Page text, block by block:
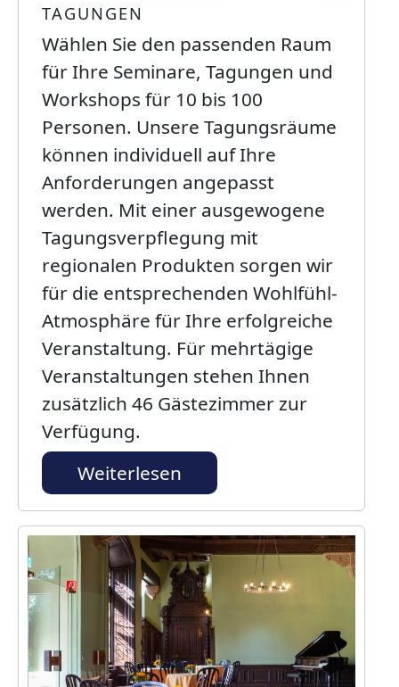
TAGUNGEN
Wählen Sie den passenden Raum
für Ihre Seminare, Tagungen und
Workshops für 10 bis 100
Personen. Unsere Tagungsräume
können individuell auf Ihre
Anforderungen angepasst
werden. Mit einer ausgewogene
Tagungsverpflegung mit
regionalen Produkten sorgen wir
für die entsprechenden Wohlfühl-
Atmosphäre für Ihre erfolgreiche
Veranstaltung. Für mehrtägige
Veranstaltungen stehen Ihnen
zusätzlich 46 Gästezimmer zur
Verfügung.
Weiterlesen
Bild